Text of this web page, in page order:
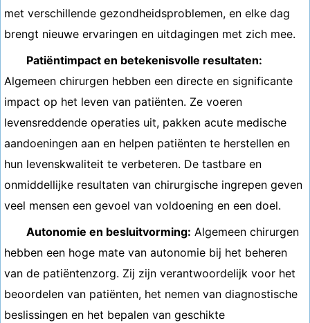
met verschillende gezondheidsproblemen, en elke dag
brengt nieuwe ervaringen en uitdagingen met zich mee.
Patiëntimpact en betekenisvolle resultaten:
Algemeen chirurgen hebben een directe en significante
impact op het leven van patiënten. Ze voeren
levensreddende operaties uit, pakken acute medische
aandoeningen aan en helpen patiënten te herstellen en
hun levenskwaliteit te verbeteren. De tastbare en
onmiddellijke resultaten van chirurgische ingrepen geven
veel mensen een gevoel van voldoening en een doel.
Autonomie en besluitvorming: Algemeen chirurgen
hebben een hoge mate van autonomie bij het beheren
van de patiëntenzorg. Zij zijn verantwoordelijk voor het
beoordelen van patiënten, het nemen van diagnostische
beslissingen en het bepalen van geschikte